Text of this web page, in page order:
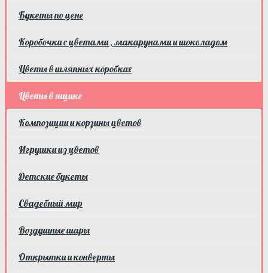
Букеты по цене
Коробочки с цветами , макарунами и шоколадом
Цветы в шляпных коробках
Цветы в ящике
Композиции и корзины цветов
Игрушки из цветов
Детские букеты
Свадебный мир
Воздушные шары
Открытки и конверты